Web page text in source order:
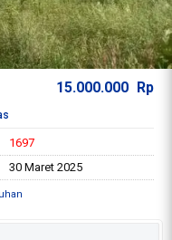
15.000.000 Rp
1697
30 Maret 2025